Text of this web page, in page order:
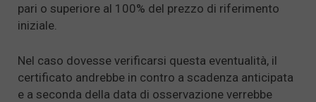
pari o superiore al 100% del prezzo di riferimento
iniziale.
Nel caso dovesse verificarsi questa eventualità, il
certificato andrebbe in contro a scadenza anticipata
e a seconda della data di osservazione verrebbe